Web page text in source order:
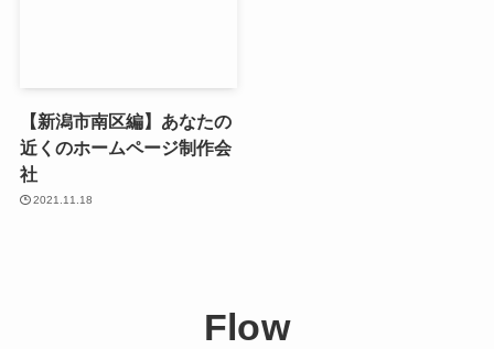
【新潟市南区編】あなたの
近くのホームページ制作会
社
2021.11.18
Flow